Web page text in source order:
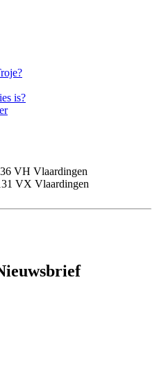
is?
VH Vlaardingen
VX Vlaardingen